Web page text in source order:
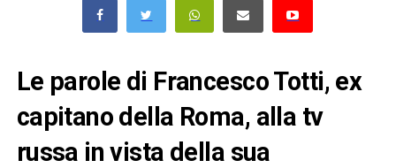
Le parole di Francesco Totti, ex
capitano della Roma, alla tv
russa in vista della sua